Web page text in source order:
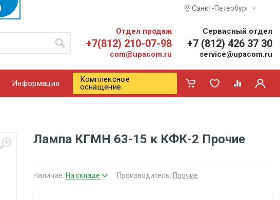
Санкт-Петербург
Отдел продаж
+7(812) 210-07-98
com@upacom.ru
Сервисный отдел
+7 (812) 426 37 30
service@upacom.ru
Информация
Комплексное
оснащение
Лампа КГМН 63-15 к КФК-2 Прочие
Наличие: На складе Производитель: Прочие